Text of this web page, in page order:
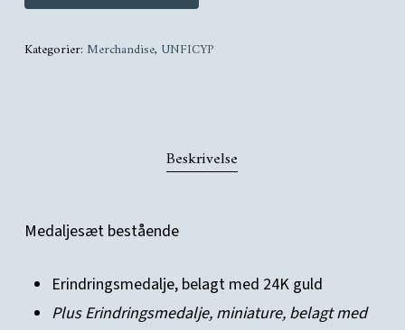
Kategorier: Merchandise, UNFICYP
Beskrivelse
Medaljesæt bestående
Erindringsmedalje, belagt med 24K guld
Plus Erindringsmedalje, miniature, belagt med